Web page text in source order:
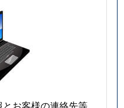
お客様の連絡先等